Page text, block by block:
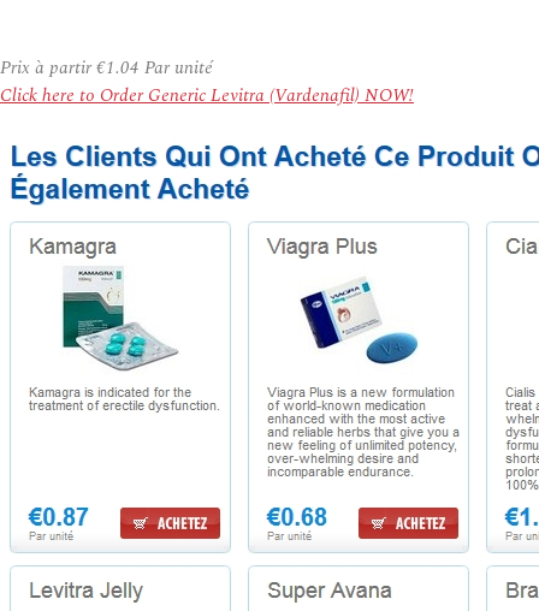
Prix à partir€1.04 Par unité
Click here to Order Generic Levitra (Vardenafil) NOW!